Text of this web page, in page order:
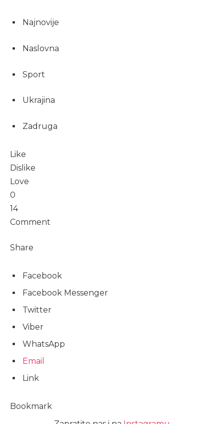
Najnovije
Naslovna
Sport
Ukrajina
Zadruga
Like
Dislike
Love
0
14
Comment
Share
Facebook
Facebook Messenger
Twitter
Viber
WhatsApp
Email
Link
Bookmark